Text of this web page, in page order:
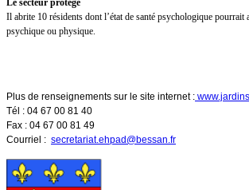
Le secteur protégé
Il abrite 10 résidents dont l’état de santé psychologique pourrait
psychique ou physique.
Plus de renseignements sur le site internet :
Tél : 04 67 00 81 40
Fax : 04 67 00 81 49
Courriel : secretariat.ehpad@bessan.fr